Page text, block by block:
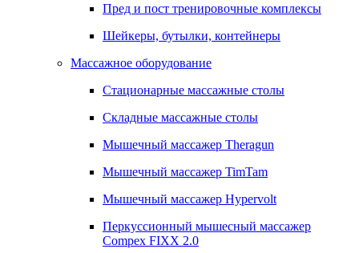
Пред и пост тренировочные комплексы
Шейкеры, бутылки, контейнеры
Массажное оборудование
Стационарные массажные столы
Складные массажные столы
Мышечный массажер Theragun
Мышечный массажер TimTam
Мышечный массажер Hypervolt
Перкуссионный мышесный массажер
Compex FIXX 2.0